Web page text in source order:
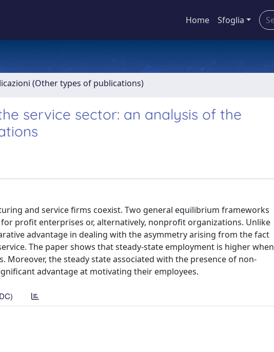
Home Sfoglia
(Other types of publications)
service sector: an analysis of the
and service firms coexist. Two general equilibrium frameworks
profit enterprises or, alternatively, nonprofit organizations. Unlike
advantage in dealing with the asymmetry arising from the fact
The paper shows that steady-state employment is higher when
the steady state associated with the presence of non-
advantage at motivating their employees.